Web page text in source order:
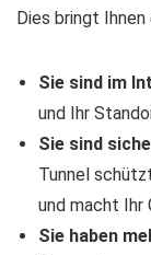
Dies bringt
Sie sind im
und Ihr
Sie sind
Tunnel
und macht Ihr
Sie haben